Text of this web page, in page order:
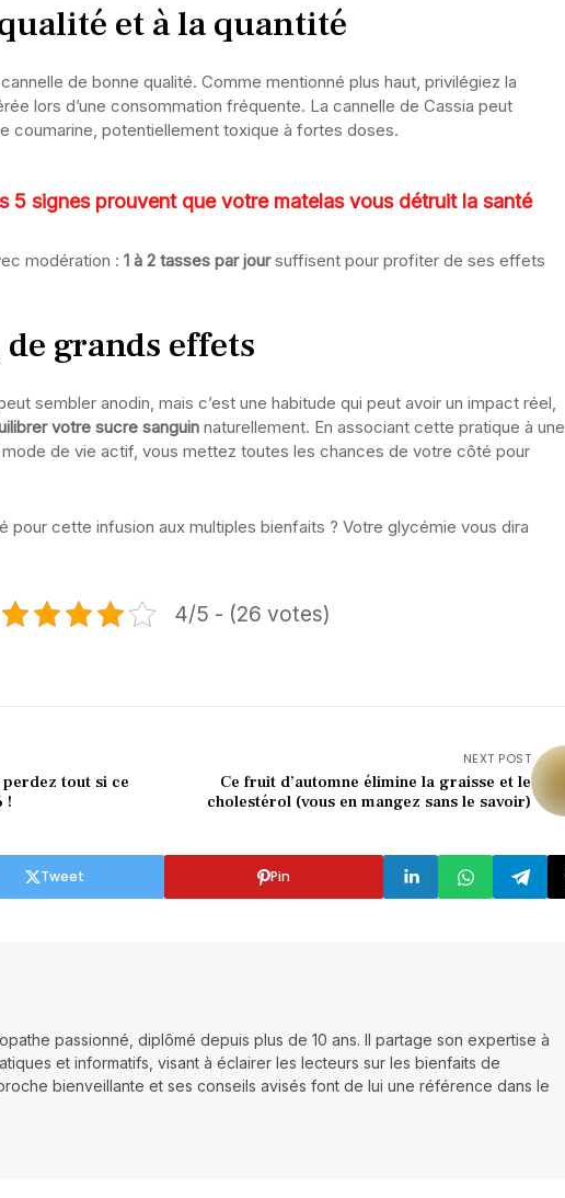
et à la quantité
de bonne qualité. Comme mentionné plus haut, privilégiez la
lors d’une consommation fréquente. La cannelle de Cassia peut
coumarine, potentiellement toxique à fortes doses.
5 signes prouvent que votre matelas vous détruit la santé
modération : 1 à 2 tasses par joursuffisent pour profiter de ses effets
grands effets
sembler anodin, mais c’est une habitude qui peut avoir un impact réel,
votre sucre sanguin naturellement. En associant cette pratique à une
mode de vie actif, vous mettez toutes les chances de votre côté pour
pour cette infusion aux multiples bienfaits ? Votre glycémie vous dira
4/5 - (26 votes)
perdez tout si ce
!
NEXT POST
Ce fruit d’automne élimine la graisse et le
cholestérol (vous en mangez sans le savoir)
Tweet Pin
passionné, diplômé depuis plus de 10 ans. Il partage son expertise à
et informatifs, visant à éclairer les lecteurs sur les bienfaits de
bienveillante et ses conseils avisés font de lui une référence dans le